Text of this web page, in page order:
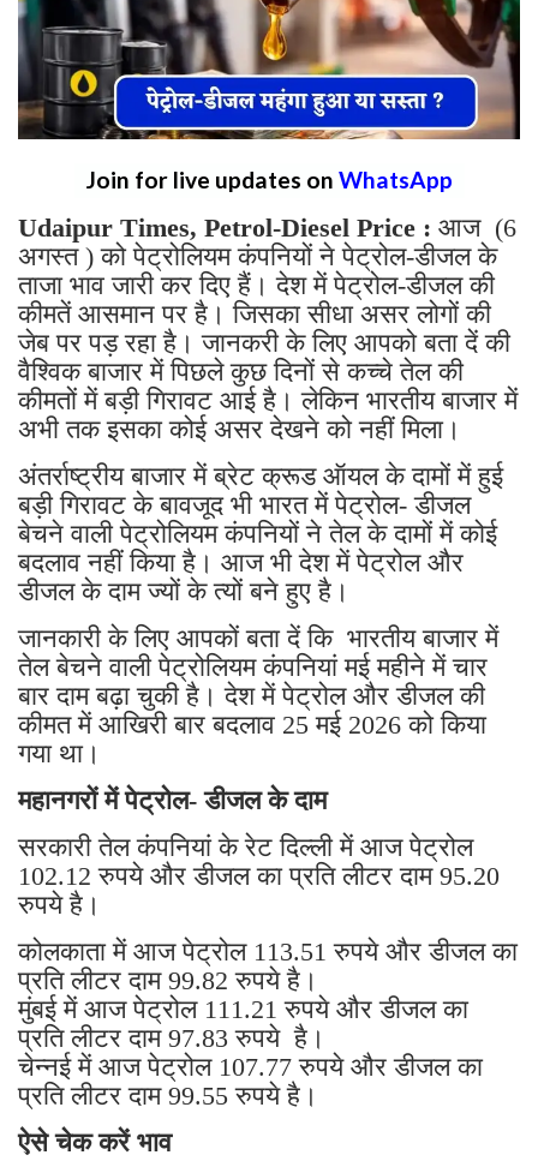
Join for live updates on WhatsApp
Udaipur Times, Petrol-Diesel Price : आज (6
अगस्त ) को पेट्रोलियम कंपनियों ने पेट्रोल-डीजल के
ताजा भाव जारी कर दिए हैं। देश में पेट्रोल-डीजल की
कीमतें आसमान पर है। जिसका सीधा असर लोगों की
जेब पर पड़ रहा है। जानकरी के लिए आपको बता दें की
वैश्विक बाजार में पिछले कुछ दिनों से कच्चे तेल की
कीमतों में बड़ी गिरावट आई है। लेकिन भारतीय बाजार में
अभी तक इसका कोई असर देखने को नहीं मिला।
अंतर्राष्ट्रीय बाजार में ब्रेट क्रूड ऑयल के दामों में हुई
बड़ी गिरावट के बावजूद भी भारत में पेट्रोल- डीजल
बेचने वाली पेट्रोलियम कंपनियों ने तेल के दामों में कोई
बदलाव नहीं किया है। आज भी देश में पेट्रोल और
डीजल के दाम ज्यों के त्यों बने हुए है।
जानकारी के लिए आपकों बता दें कि भारतीय बाजार में
तेल बेचने वाली पेट्रोलियम कंपनियां मई महीने में चार
बार दाम बढ़ा चुकी है। देश में पेट्रोल और डीजल की
कीमत में आखिरी बार बदलाव 25 मई 2026 को किया
गया था।
महानगरों में पेट्रोल- डीजल के दाम
सरकारी तेल कंपनियां के रेट दिल्ली में आज पेट्रोल
102.12 रुपये और डीजल का प्रति लीटर दाम 95.20
रुपये है।
कोलकाता में आज पेट्रोल 113.51 रुपये और डीजल का
प्रति लीटर दाम 99.82 रुपये है।
मुंबई में आज पेट्रोल 111.21 रुपये और डीजल का
प्रति लीटर दाम 97.83 रुपये है।
चेन्नई में आज पेट्रोल 107.77 रुपये और डीजल का
प्रति लीटर दाम 99.55 रुपये है।
ऐसे चेक करें भाव